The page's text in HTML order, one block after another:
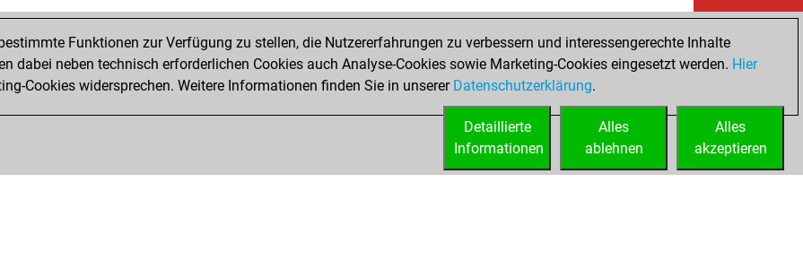
Funktionen zur Verfügung zu stellen, die Nutzererfahrungen zu verbessern und interessengerechte Inhalte
dabei neben technisch erforderlichen Cookies auch Analyse-Cookies sowie Marketing-Cookies eingesetzt werden. Hier
Cookies widersprechen. Weitere Informationen finden Sie in unserer Datenschutzerklärung.
Alles
akzeptieren
Alles
ablehnen
Detaillierte
Informationen